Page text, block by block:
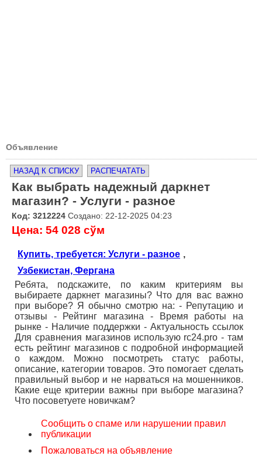
Объявление
НАЗАД К СПИСКУ РАСПЕЧАТАТЬ
Как выбрать надежный даркнет
магазин? - Услуги - разное
Код: 3212224 Создано: 22-12-2025 04:23
Цена: 54 028 сўм
Купить, требуется: Услуги - разное ,
Узбекистан, Фергана
Ребята, подскажите, по каким критериям вы
выбираете даркнет магазины? Что для вас важно
при выборе? Я обычно смотрю на: - Репутацию и
отзывы - Рейтинг магазина - Время работы на
рынке - Наличие поддержки - Актуальность ссылок
Для сравнения магазинов использую rc24.pro - там
есть рейтинг магазинов с подробной информацией
о каждом. Можно посмотреть статус работы,
описание, категории товаров. Это помогает сделать
правильный выбор и не нарваться на мошенников.
Какие еще критерии важны при выборе магазина?
Что посоветуете новичкам?
Сообщить о спаме или нарушении правил
публикации
Пожаловаться на объявление